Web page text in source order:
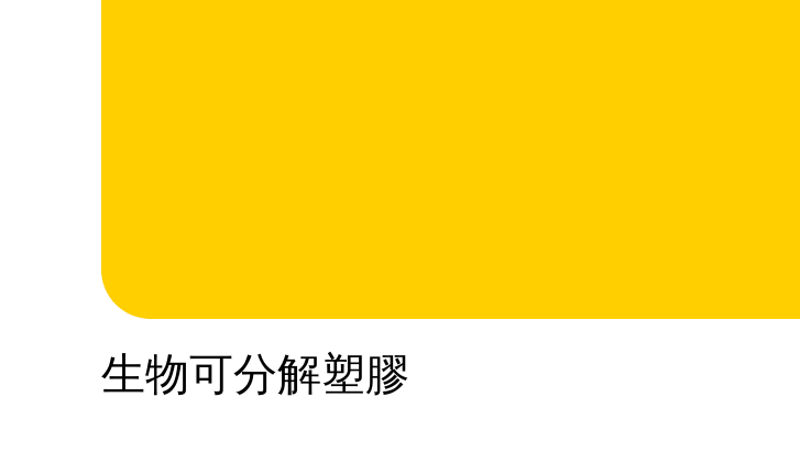
生物可分解塑膠